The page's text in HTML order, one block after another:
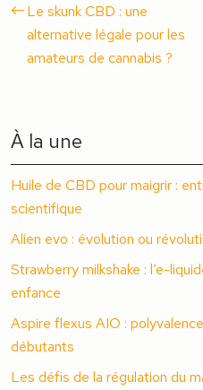
Le skunk CBD : une
alternative légale pour les
amateurs de cannabis ?
À la une
Huile de CBD pour maigrir :
scientifique
Alien evo : évolution ou
Strawberry milkshake : l’e-
enfance
Aspire flexus AIO :
débutants
Les défis de la régulation du